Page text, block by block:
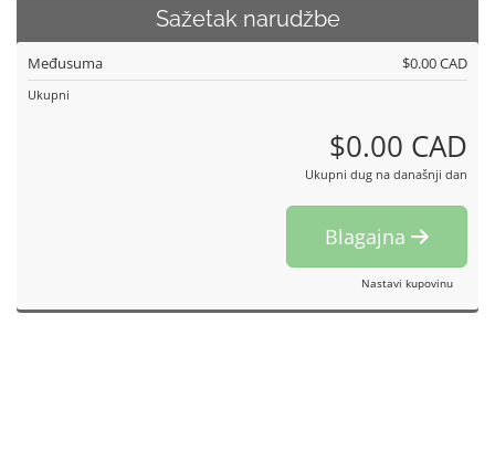
Sažetak narudžbe
Međusuma $0.00 CAD
Ukupni
$0.00 CAD
Ukupni dug na današnji dan
Blagajna
Nastavi kupovinu